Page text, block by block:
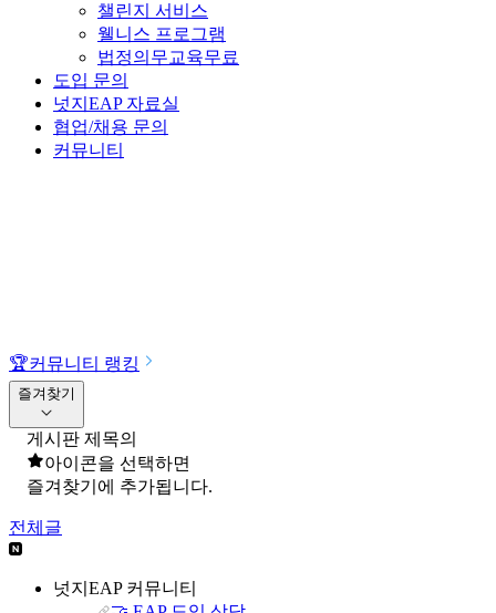
챌린지 서비스
웰니스 프로그램
법정의무교육무료
도입 문의
넛지EAP 자료실
협업/채용 문의
커뮤니티
🏆커뮤니티 랭킹
즐겨찾기
게시판 제목의
아이콘을 선택하면
즐겨찾기에 추가됩니다.
전체글
넛지EAP 커뮤니티